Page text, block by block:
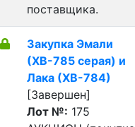
поставщика.
Закупка Эмали
(ХВ-785 серая) и
Лака (ХВ-784)
[Завершен]
Лот №: 175